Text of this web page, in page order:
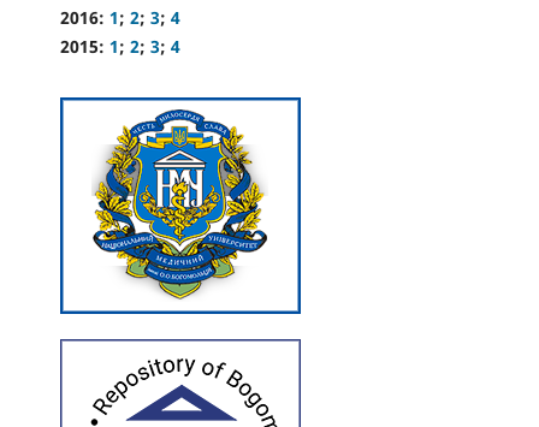
2016: 1; 2; 3; 4
2015: 1; 2; 3; 4